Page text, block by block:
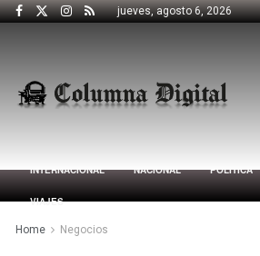
jueves, agosto 6, 2026
INTERNACIONAL NACIONAL POLÍTICA
VIAJES
Home Negocios